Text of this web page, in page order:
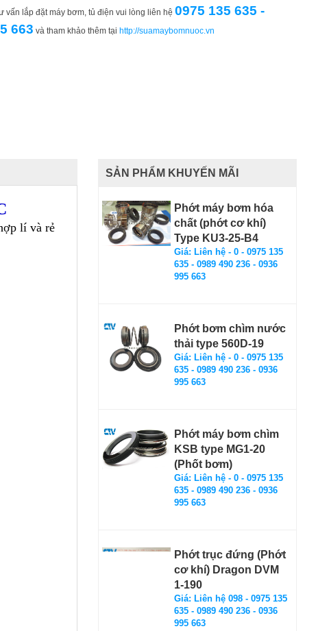
lắp đặt máy bơm, tủ điện vui lòng liên hệ 0975 135 635 -
663 và tham khảo thêm tại http://suamaybomnuoc.vn
lí và rẻ
SẢN PHẨM KHUYẾN MÃI
Phớt máy bơm hóa
chất (phớt cơ khí)
Type KU3-25-B4
Giá: Liên hệ - 0 - 0975 135
635 - 0989 490 236 - 0936
995 663
Phớt bơm chìm nước
thải type 560D-19
Giá: Liên hệ - 0 - 0975 135
635 - 0989 490 236 - 0936
995 663
Phớt máy bơm chìm
KSB type MG1-20
(Phốt bơm)
Giá: Liên hệ - 0 - 0975 135
635 - 0989 490 236 - 0936
995 663
Phớt trục đứng (Phớt
cơ khí) Dragon DVM
1-190
Giá: Liên hệ 098 - 0975 135
635 - 0989 490 236 - 0936
995 663